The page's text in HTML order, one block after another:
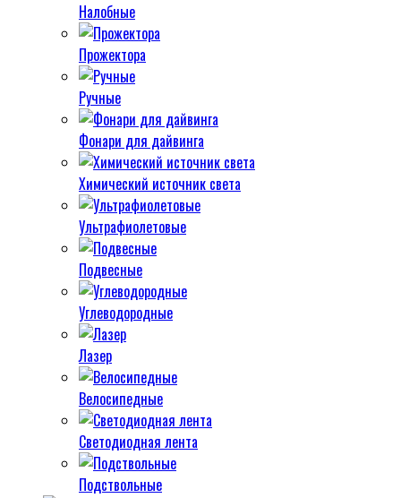
Налобные
Прожектора
Ручные
Фонари для дайвинга
Химический источник света
Ультрафиолетовые
Подвесные
Углеводородные
Лазер
Велосипедные
Светодиодная лента
Подствольные